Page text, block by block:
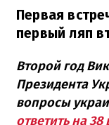
Первая
первый ляп
Второй год
Президента
вопросы
ответить на